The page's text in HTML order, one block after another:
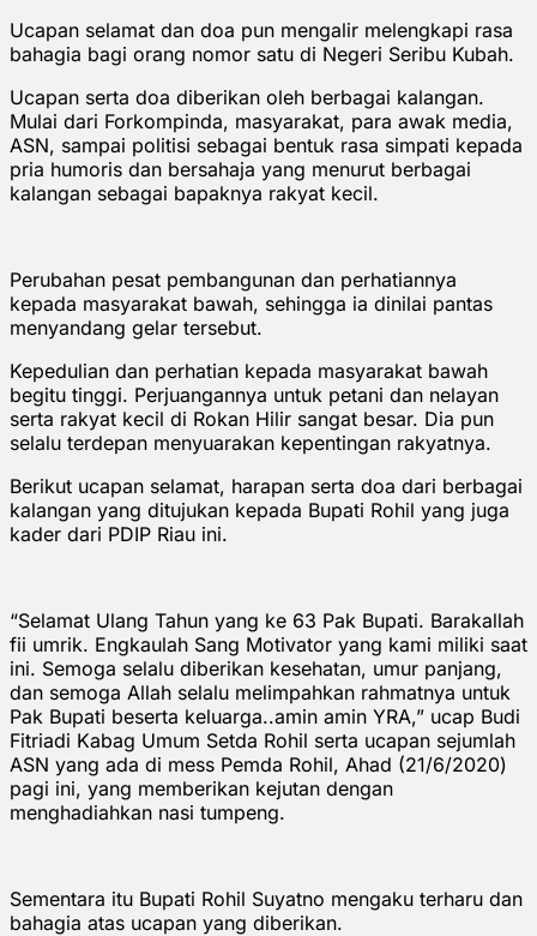
Ucapan selamat dan doa pun mengalir melengkapi rasa
bahagia bagi orang nomor satu di Negeri Seribu Kubah.
Ucapan serta doa diberikan oleh berbagai kalangan.
Mulai dari Forkompinda, masyarakat, para awak media,
ASN, sampai politisi sebagai bentuk rasa simpati kepada
pria humoris dan bersahaja yang menurut berbagai
kalangan sebagai bapaknya rakyat kecil.
Perubahan pesat pembangunan dan perhatiannya
kepada masyarakat bawah, sehingga ia dinilai pantas
menyandang gelar tersebut.
Kepedulian dan perhatian kepada masyarakat bawah
begitu tinggi. Perjuangannya untuk petani dan nelayan
serta rakyat kecil di Rokan Hilir sangat besar. Dia pun
selalu terdepan menyuarakan kepentingan rakyatnya.
Berikut ucapan selamat, harapan serta doa dari berbagai
kalangan yang ditujukan kepada Bupati Rohil yang juga
kader dari PDIP Riau ini.
“Selamat Ulang Tahun yang ke 63 Pak Bupati. Barakallah
fii umrik. Engkaulah Sang Motivator yang kami miliki saat
ini. Semoga selalu diberikan kesehatan, umur panjang,
dan semoga Allah selalu melimpahkan rahmatnya untuk
Pak Bupati beserta keluarga..amin amin YRA,” ucap Budi
Fitriadi Kabag Umum Setda Rohil serta ucapan sejumlah
ASN yang ada di mess Pemda Rohil, Ahad (21/6/2020)
pagi ini, yang memberikan kejutan dengan
menghadiahkan nasi tumpeng.
Sementara itu Bupati Rohil Suyatno mengaku terharu dan
bahagia atas ucapan yang diberikan.